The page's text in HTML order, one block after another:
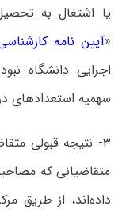
یا اشتغال به
«آیین نامه
اجرایی دانشگاه
سهمیه استعدادهای
۳- نتیجه قبولی
متقاضیانی که
داده‌اند، از طریق